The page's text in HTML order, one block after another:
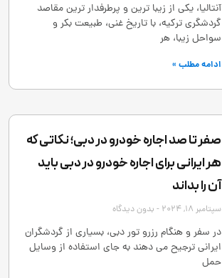
آنتالیا، یکی از زیبا ترین و پرطرفدار ترین مقاصد
گردشگری ترکیه، با تاریخ غنی، طبیعت بکر و
سواحل زیبا، هر
ادامه مطلب »
صفر تا صد اجاره خودرو در دبی؛ نکاتی که
هر ایرانی برای اجاره خودرو در دبی باید
آن را بداند
سپتامبر 18, 2024 بدون دیدگاه
در سفر و هنگام رزرو تور دبی، بسیاری از گردشگران
ایرانی ترجیح می ‌دهند به ‌جای استفاده از وسایل
حمل